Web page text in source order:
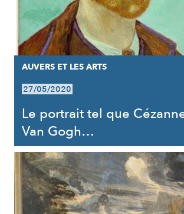
AUVERS ET LES ARTS
27/05/2020
Le portrait tel que
Van Gogh…